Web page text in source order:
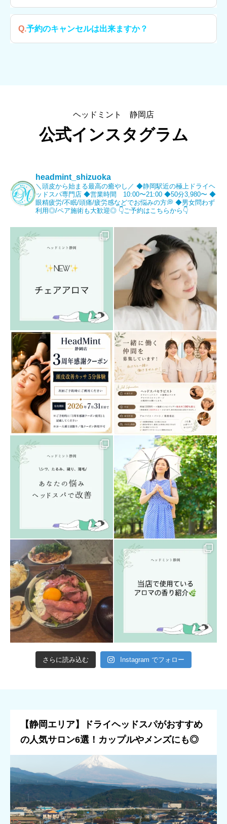
A.「 スタッフ一覧 」より指名が出来ます。指名有りで予約
Q.予約のキャンセルは出来ますか？
ヘッドミント 静岡店
公式インスタグラム
headmint_shizuoka
＼頭皮から始まる最高の癒やし／ ◆静岡駅近の極上ドライヘ
ッドスパ専門店 ◆営業時間 10:00〜21:00 ◆50分3,980〜 ◆
眼精疲労/不眠/頭痛/疲労感などでお悩みの方💭 ◆男女問わず
利用◎/ペア施術も大歓迎◎ 👇ご予約はこちらから👇
さらに読み込む Instagram でフォロー
【静岡エリア】ドライヘッドスパがおすすめ
の人気サロン6選！カップルやメンズにも◎